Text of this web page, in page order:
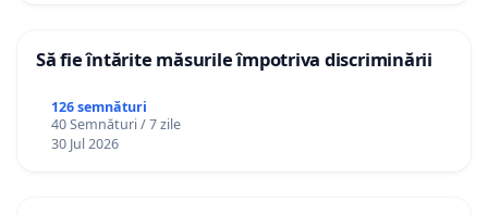
Să fie întărite măsurile împotriva discriminării
126 semnături
40 Semnături / 7 zile
30 Jul 2026